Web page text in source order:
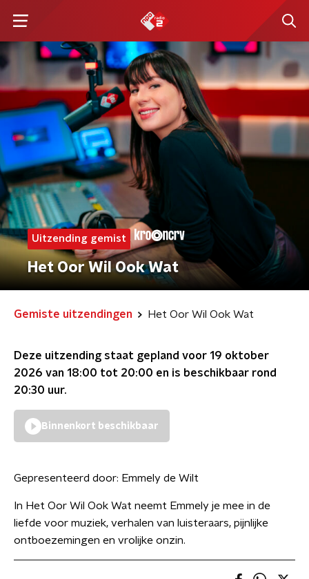
Uitzending gemist
Het Oor Wil Ook Wat
Gemiste uitzendingen Het Oor Wil Ook Wat
Deze uitzending staat gepland voor 19 oktober
2026 van 18:00 tot 20:00 en is beschikbaar rond
20:30 uur.
Binnenkort beschikbaar
Gepresenteerd door: Emmely de Wilt
In Het Oor Wil Ook Wat neemt Emmely je mee in de
liefde voor muziek, verhalen van luisteraars, pijnlijke
ontboezemingen en vrolijke onzin.